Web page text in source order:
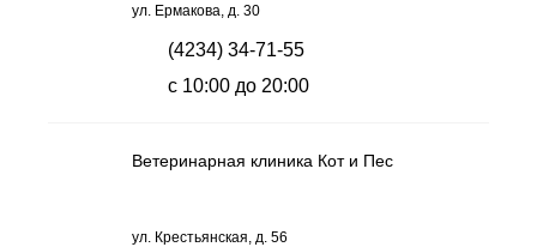
ул. Ермакова, д. 30
(4234) 34-71-55
с 10:00 до 20:00
Ветеринарная клиника Кот и Пес
ул. Крестьянская, д. 56